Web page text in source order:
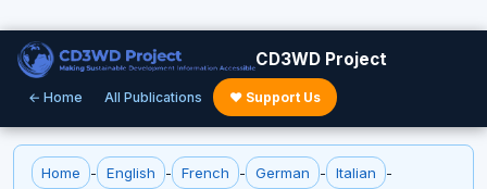
CD3WD Project
← Home All Publications ♥ Support Us
Home - English - French - German - Italian
-